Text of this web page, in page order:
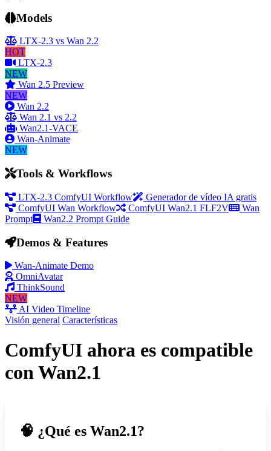
Models
LTX-2.3 vs Wan 2.2
HOT
LTX-2.3
NEW
Wan 2.5 Preview
NEW
Wan 2.2
Wan 2.1 vs 2.2
Wan2.1-VACE
Wan-Animate
NEW
Tools & Workflows
LTX-2.3 ComfyUI Workflow
Generador de vídeo IA gratis
ComfyUI Wan Workflow
ComfyUI Wan2.1 FLF2V
Wan
Prompt
Wan2.2 Prompt Guide
Demos & Features
Wan-Animate Demo
OmniAvatar
ThinkSound
NEW
AI Video Timeline
Visión general Características
ComfyUI ahora es compatible
con Wan2.1
🧠 ¿Qué es Wan2.1?